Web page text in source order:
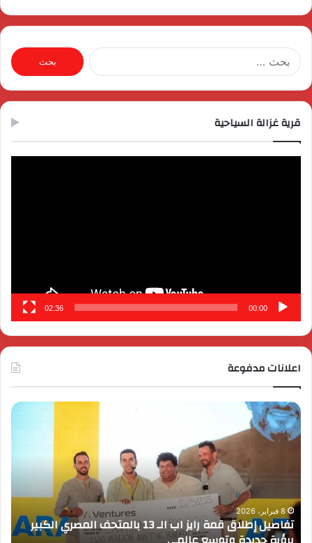
البحث
عن:
قرية غزالة السياحية
00:00
02:36
اعلانات مدفوعة
تفاصيل
إطلاق
قمة
13
بالمتحف
المصري
الكبير
8 فبراير، 2026
تفاصيل إطلاق قمة رايز اب الـ 13 بالمتحف المصري الكبير